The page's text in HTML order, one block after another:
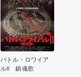
バトル・ロワイア
ルⅡ 鎮魂歌